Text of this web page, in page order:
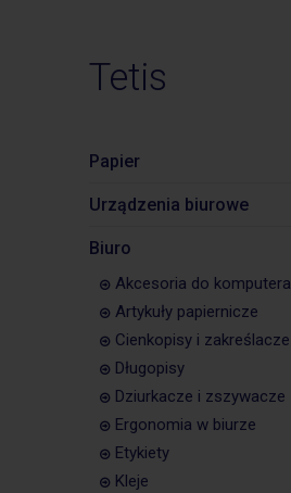
Tetis
Papier
Urządzenia biurowe
Biuro
Akcesoria do komputera
Artykuły papiernicze
Cienkopisy i zakreślacze
Długopisy
Dziurkacze i zszywacze
Ergonomia w biurze
Etykiety
Kleje